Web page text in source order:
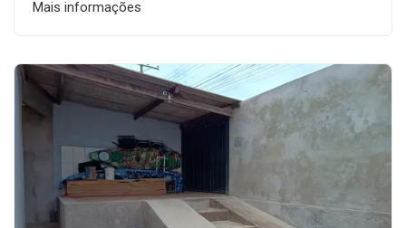
Mais informações